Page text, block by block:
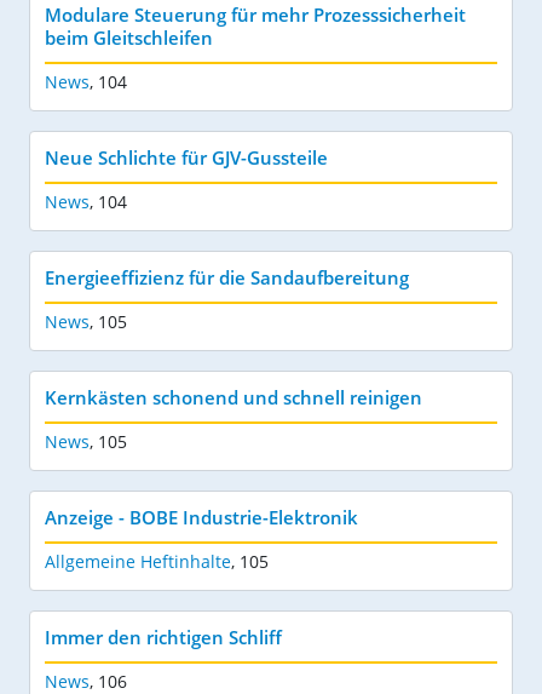
Modulare Steuerung für mehr Prozesssicherheit
beim Gleitschleifen
News, 104
Neue Schlichte für GJV-Gussteile
News, 104
Energieeffizienz für die Sandaufbereitung
News, 105
Kernkästen schonend und schnell reinigen
News, 105
Anzeige - BOBE Industrie-Elektronik
Allgemeine Heftinhalte, 105
Immer den richtigen Schliff
News, 106